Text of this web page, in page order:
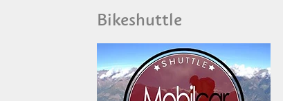
Bikeshuttle